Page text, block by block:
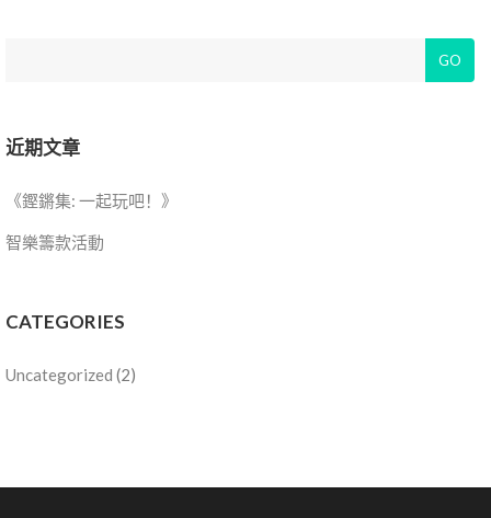
GO
近期文章
《鏗鏘集: 一起玩吧！》
智樂籌款活動
CATEGORIES
Uncategorized (2)